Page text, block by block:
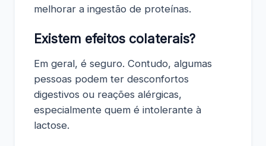
melhorar a ingestão de proteínas.
Existem efeitos colaterais?
Em geral, é seguro. Contudo, algumas
pessoas podem ter desconfortos
digestivos ou reações alérgicas,
especialmente quem é intolerante à
lactose.